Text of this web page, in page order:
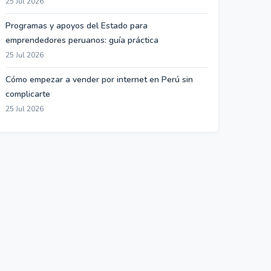
Programas y apoyos del Estado para
emprendedores peruanos: guía práctica
25 Jul 2026
Cómo empezar a vender por internet en Perú sin
complicarte
25 Jul 2026